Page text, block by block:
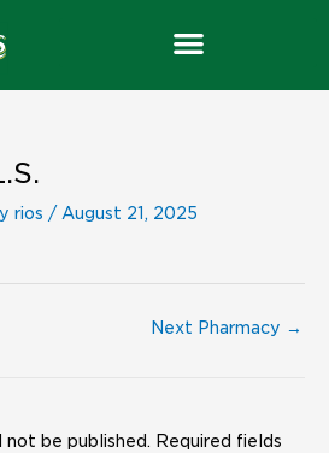
rios / August 21, 2025
Next Pharmacy →
not be published. Required fields